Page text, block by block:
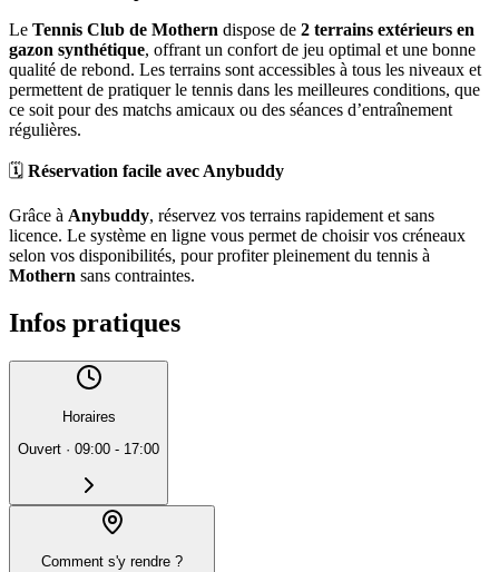
Le Tennis Club de Mothern dispose de 2 terrains extérieurs en
gazon synthétique, offrant un confort de jeu optimal et une bonne
qualité de rebond. Les terrains sont accessibles à tous les niveaux et
permettent de pratiquer le tennis dans les meilleures conditions, que
ce soit pour des matchs amicaux ou des séances d’entraînement
régulières.
🗓️ Réservation facile avec Anybuddy
Grâce à Anybuddy, réservez vos terrains rapidement et sans
licence. Le système en ligne vous permet de choisir vos créneaux
selon vos disponibilités, pour profiter pleinement du tennis à
Mothern sans contraintes.
Infos pratiques
Horaires
Ouvert · 09:00 - 17:00
Comment s'y rendre ?